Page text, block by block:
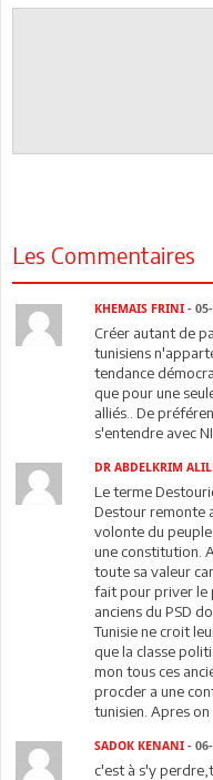
Les Commentaires
KHEMAIS FRINI -
Créer autant de
tunisiens
tendance
que pour une
alliés.. De
s'entendre avec
DR ABDELKRIM
Le terme
Destour remonte
volonte du
une constitution.
toute sa valeur
fait pour priver le
anciens du PSD
Tunisie ne croit
que la classe
mon tous ces
procder a une
tunisien. Apres on
SADOK KENANI -
c'est à s'y